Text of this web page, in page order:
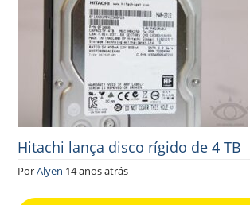
Hitachi lança disco rígido de 4 TB
PorAlyen 14 anos atrás